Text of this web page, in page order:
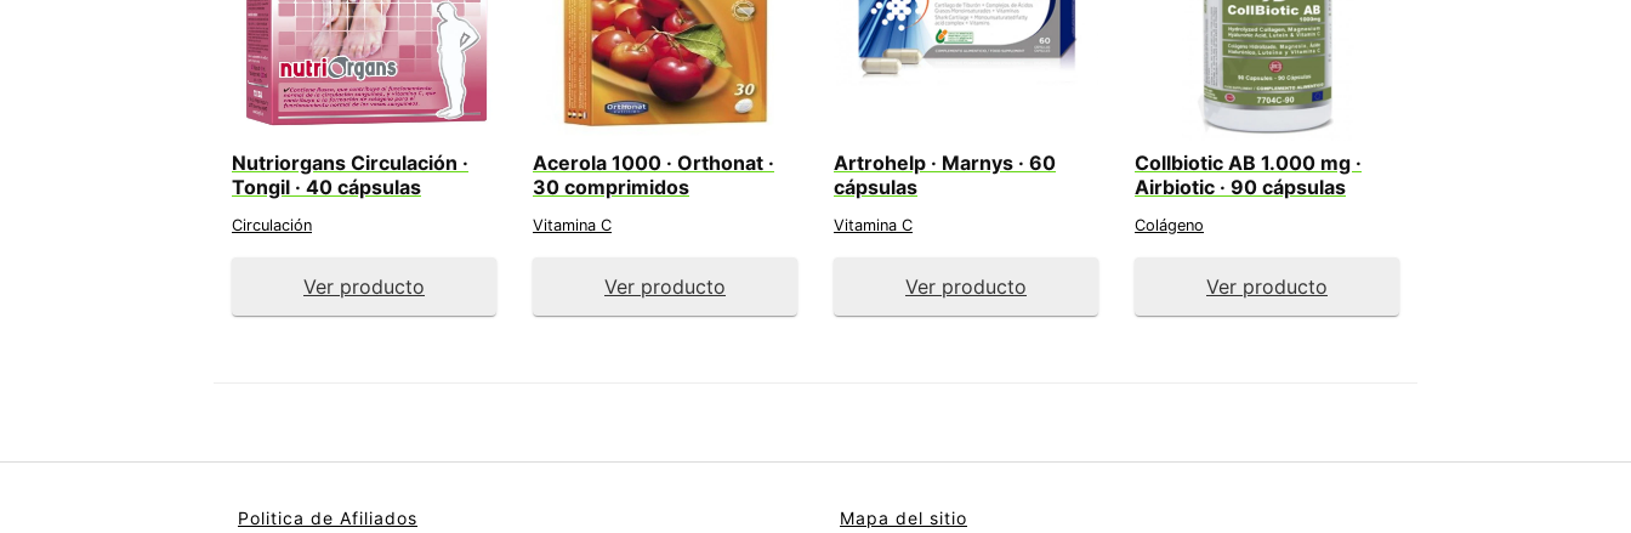
Nutriorgans Circulación ·
Tongil · 40 cápsulas
Circulación
Ver producto
Acerola 1000 · Orthonat ·
30 comprimidos
Vitamina C
Ver producto
Artrohelp · Marnys · 60
cápsulas
Vitamina C
Ver producto
Collbiotic AB 1.000 mg ·
Airbiotic · 90 cápsulas
Colágeno
Ver producto
Politica de Afiliados Mapa del sitio